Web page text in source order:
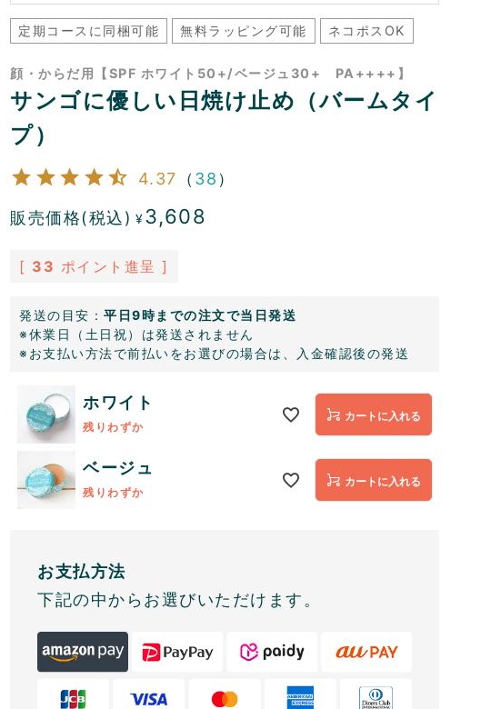
定期コースに同梱可能 無料ラッピング可能 ネコポスOK
顔・からだ用【SPF ホワイト50+/ベージュ30+ PA++++】
サンゴに優しい日焼け止め（バームタイ
プ）
4.37 （ 38 ）
販売価格(税込) ¥3,608
[ 33 ポイント進呈 ]
発送の目安： 平日9時までの注文で当日発送
※休業日（土日祝）は発送されません
※お支払い方法で前払いをお選びの場合は、入金確認後の発送
ホワイト
残りわずか
カートに入れる
ベージュ
残りわずか
カートに入れる
お支払方法
下記の中からお選びいただけます。